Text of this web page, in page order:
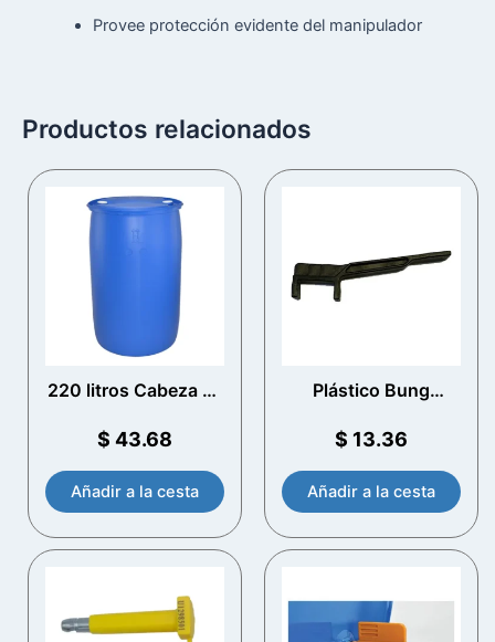
Provee protección evidente del manipulador
Productos relacionados
220 litros Cabeza de
$ 43.68
Añadir a la cesta
Plástico Bung
$ 13.36
Añadir a la cesta